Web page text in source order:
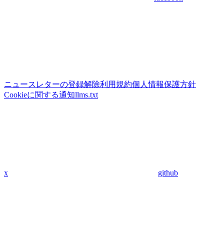
ニュースレターの登録解除利用規約個人情報保護方針
Cookieに関する通知llms.txt
x github